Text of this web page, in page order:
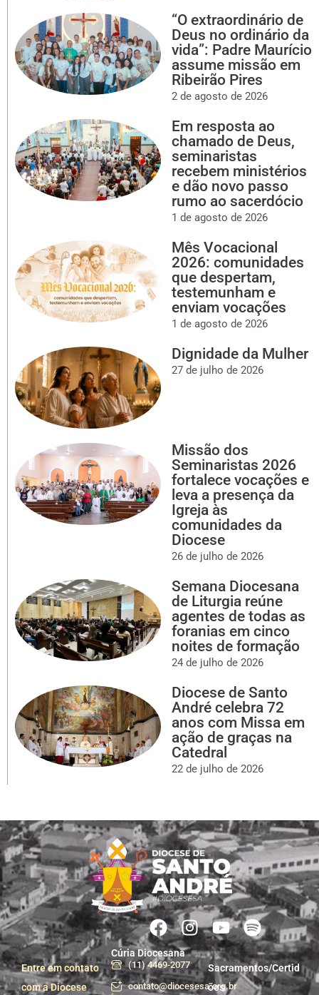
“O extraordinário de
Deus no ordinário da
vida”: Padre Maurício
assume missão em
Ribeirão Pires
2 de agosto de 2026
Em resposta ao
chamado de Deus,
seminaristas
recebem ministérios
e dão novo passo
rumo ao sacerdócio
1 de agosto de 2026
Mês Vocacional
2026: comunidades
que despertam,
testemunham e
enviam vocações
1 de agosto de 2026
Dignidade da Mulher
27 de julho de 2026
Missão dos
Seminaristas 2026
fortalece vocações e
leva a presença da
Igreja às
comunidades da
Diocese
26 de julho de 2026
Semana Diocesana
de Liturgia reúne
agentes de todas as
foranias em cinco
noites de formação
24 de julho de 2026
Diocese de Santo
André celebra 72
anos com Missa em
ação de graças na
Catedral
22 de julho de 2026
Entre em contato
com a Diocese
Cúria Diocesana
(11) 4469-2077
contato@diocesesa.org.br
Sacramentos/Certid
ões